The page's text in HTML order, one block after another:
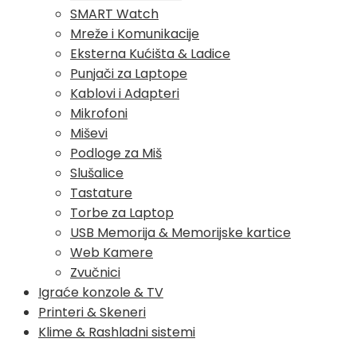
SMART Watch
Mreže i Komunikacije
Eksterna Kućišta & Ladice
Punjači za Laptope
Kablovi i Adapteri
Mikrofoni
Miševi
Podloge za Miš
Slušalice
Tastature
Torbe za Laptop
USB Memorija & Memorijske kartice
Web Kamere
Zvučnici
Igraće konzole & TV
Printeri & Skeneri
Klime & Rashladni sistemi